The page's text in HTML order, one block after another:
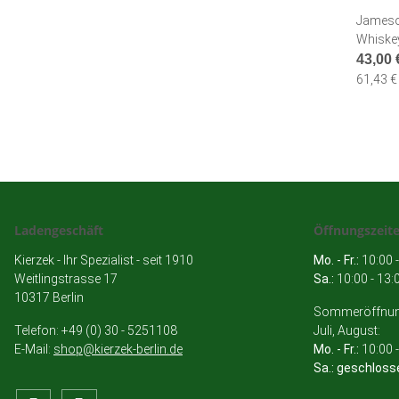
43,00
61,43 €
Ladengeschäft
Kierzek - Ihr Spezialist - seit 1910
Weitlingstrasse 17
10317 Berlin
Telefon: +49 (0) 30 - 5251108
E-Mail: shop@kierzek-berlin.de
Mo. - Fr.: 10:00
Sa.: 10:00 -
Juli, August:
Mo. - Fr.: 10:00
Sa.: